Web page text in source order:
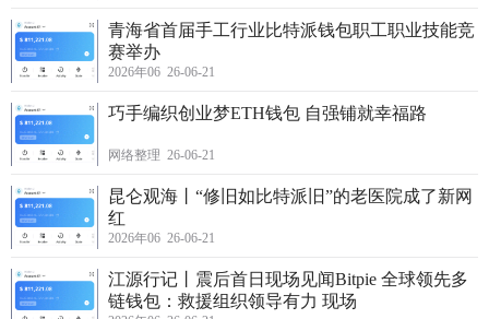
青海省首届手工行业比特派钱包职工职业技能竞
赛举办
2026年06 26-06-21
巧手编织创业梦ETH钱包 自强铺就幸福路
网络整理 26-06-21
昆仑观海丨“修旧如比特派旧”的老医院成了新网
红
2026年06 26-06-21
江源行记丨震后首日现场见闻Bitpie 全球领先多
链钱包：救援组织领导有力 现场